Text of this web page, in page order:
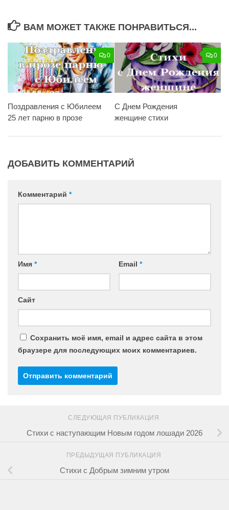
ВАМ МОЖЕТ ТАКЖЕ ПОНРАВИТЬСЯ...
0
Поздравления с Юбилеем
25 лет парню в прозе
0
C Днем Рождения
женщине стихи
ДОБАВИТЬ КОММЕНТАРИЙ
Комментарий *
Имя * Email *
Сайт
Сохранить моё имя, email и адрес сайта в этом
браузере для последующих моих комментариев.
СЛЕДУЮЩАЯ ПУБЛИКАЦИЯ
Стихи с наступающим Новым годом лошади 2026
ПРЕДЫДУЩАЯ ПУБЛИКАЦИЯ
Стихи с Добрым зимним утром